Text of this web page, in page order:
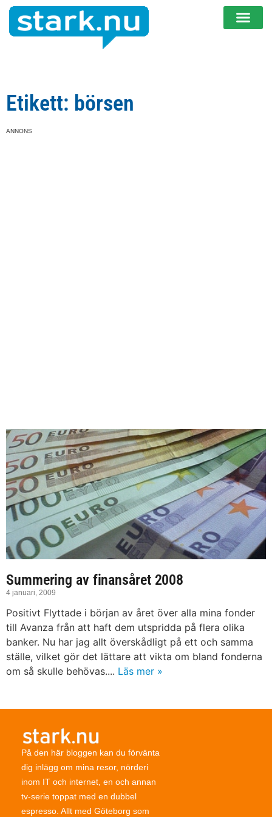
Etikett: börsen
ANNONS
Summering av finansåret 2008
4 januari, 2009
Positivt Flyttade i början av året över alla mina fonder
till Avanza från att haft dem utspridda på flera olika
banker. Nu har jag allt överskådligt på ett och samma
ställe, vilket gör det lättare att vikta om bland fonderna
om så skulle behövas.... Läs mer »
På den här bloggen kan du förvänta
dig inlägg om mina resor, nörderi
inom IT och internet, en och annan
tv-serie toppat med en dubbel
espresso. Allt med Göteborg som